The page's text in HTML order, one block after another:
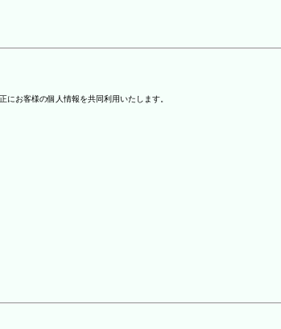
にお客様の個人情報を共同利用いたします。